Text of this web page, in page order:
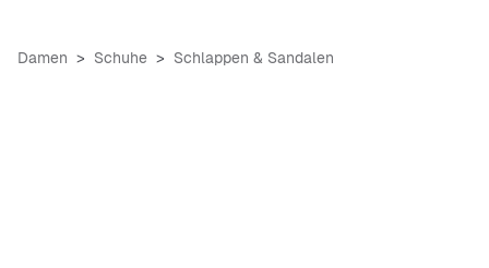
Damen Schuhe Schlappen & Sandalen